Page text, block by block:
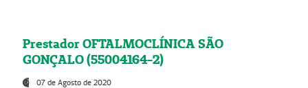
Prestador OFTALMOCLÍNICA SÃO
GONÇALO (55004164-2)
07 de Agosto de 2020